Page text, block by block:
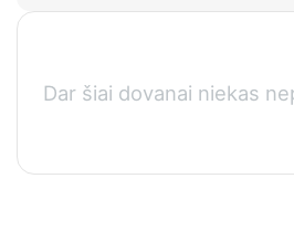
Dar šiai dovanai niekas